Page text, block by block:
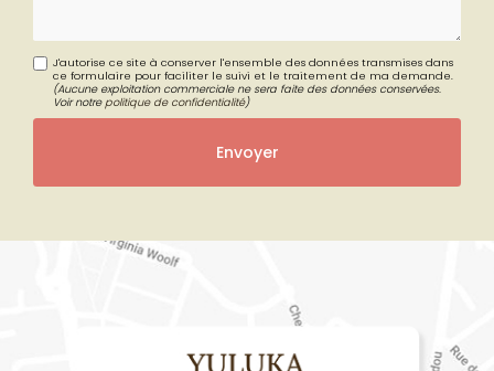
J'autorise ce site à conserver l'ensemble des données transmises dans
ce formulaire pour faciliter le suivi et le traitement de ma demande.
(Aucune exploitation commerciale ne sera faite des données conservées.
Voir notre politique de confidentialité)